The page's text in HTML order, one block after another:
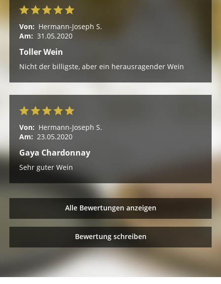
Von: Hermann-Joseph S.
Am: 31.05.2020
Toller Wein
Nicht der billigste, aber ein herausragender Wein
Von: Hermann-Joseph S.
Am: 23.05.2020
Gaya Chardonnay
Sehr guter Wein
Alle Bewertungen anzeigen
Bewertung schreiben